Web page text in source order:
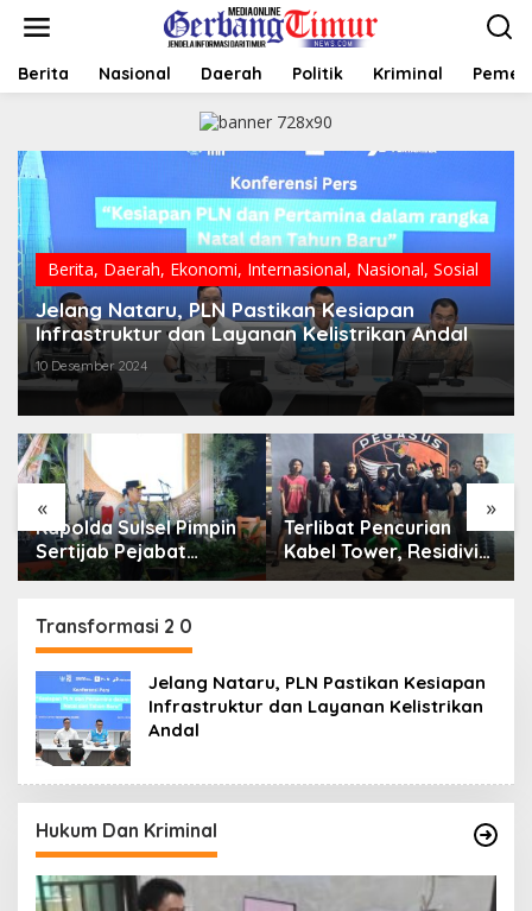
t
Berita Nasional Daerah Politik Kriminal
Berita, Daerah, Ekonomi, Internasional, Nasional, Sosial
Jelang Nataru, PLN Pastikan Kesiapan
Infrastruktur dan Layanan Kelistrikan Andal
10 Desember 2024
« »
Kapolda Sulsel Pimpin
Sertijab Pejabat
Utama dan Kapolres
Karolog dan
Kapolresta Gowa
Terlibat Pencurian
Kabel Tower, Residivis
yang Sempat Kabur
Transformasi 2 0
Jelang Nataru, PLN Pastikan Kesiapan
Infrastruktur dan Layanan Kelistrikan
Andal
Hukum Dan Kriminal